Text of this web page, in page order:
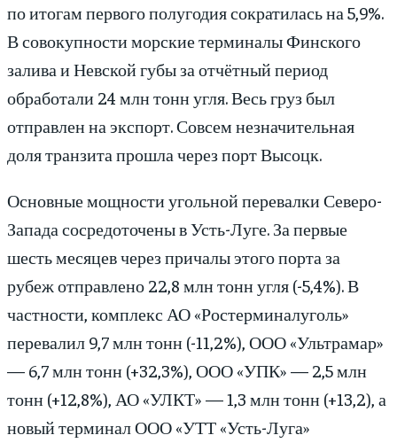
по итогам первого полугодия сократилась на 5,9%.
В совокупности морские терминалы Финского
залива и Невской губы за отчётный период
обработали 24 млн тонн угля. Весь груз был
отправлен на экспорт. Совсем незначительная
доля транзита прошла через порт Высоцк.
Основные мощности угольной перевалки Северо-
Запада сосредоточены в Усть-Луге. За первые
шесть месяцев через причалы этого порта за
рубеж отправлено 22,8 млн тонн угля (-5,4%). В
частности, комплекс АО «Ростерминалуголь»
перевалил 9,7 млн тонн (-11,2%), ООО «Ультрамар»
— 6,7 млн тонн (+32,3%), ООО «УПК» — 2,5 млн
тонн (+12,8%), АО «УЛКТ» — 1,3 млн тонн (+13,2), а
новый терминал ООО «УТТ «Усть-Луга»